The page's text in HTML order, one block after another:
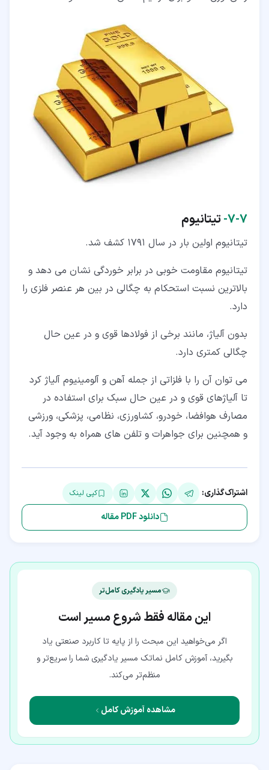
۷‏-‏۷‏- تیتانیوم
تیتانیوم اولین بار در سال 1791 کشف شد.
تیتانیوم مقاومت خوبی در برابر خوردگی نشان می دهد و
بالاترین نسبت استحکام به چگالی در بین هر عنصر فلزی را
دارد.
بدون آلیاژ، مانند برخی از فولادها قوی و در عین حال
چگالی کمتری دارد.
می توان آن را با فلزاتی از جمله آهن و آلومینیوم آلیاژ کرد
تا آلیاژهای قوی و در عین حال سبک برای استفاده در
مصارف هوافضا، خودرو، کشاورزی، نظامی، پزشکی، ورزشی
و همچنین برای جواهرات و تلفن های همراه به وجود آید.
اشتراک‌گذاری: کپی لینک
دانلود PDF مقاله
مسیر یادگیری کامل‌تر
این مقاله فقط شروع مسیر است
اگر می‌خواهید این مبحث را از پایه تا کاربرد صنعتی یاد
بگیرید، آموزش کامل نماتک مسیر یادگیری شما را سریع‌تر و
منظم‌تر می‌کند.
مشاهده آموزش کامل